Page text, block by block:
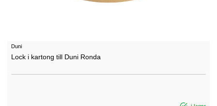
Duni
Lock i kartong till Duni Ronda